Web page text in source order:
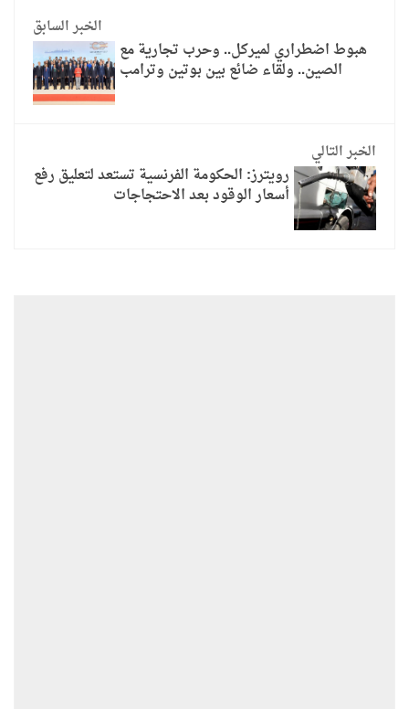
الخبر السابق
هبوط اضطراري لميركل.. وحرب تجارية مع
الصين.. ولقاء ضائع بين بوتين وترامب
الخبر التالي
رويترز: الحكومة الفرنسية تستعد لتعليق رفع
أسعار الوقود بعد الاحتجاجات